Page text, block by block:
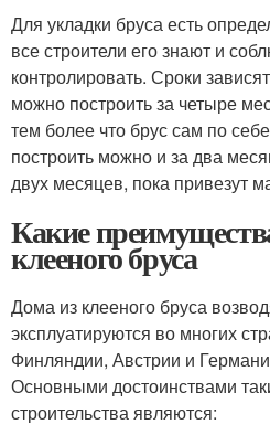
Для укладки бруса есть
все строители его знают и
контролировать. Сроки
можно построить за четыре
тем более что брус сам по
построить можно и за два
двух месяцев, пока привезут
Какие
клееного бруса
Дома из клееного бруса
эксплуатируются во многих
Финляндии, Австрии и
Основными достоинствами
строительства являются: